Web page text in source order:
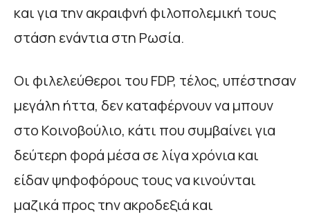
και για την ακραιφνή φιλοπολεμική τους
στάση ενάντια στη Ρωσία.
Οι φιλελεύθεροι του FDP, τέλος, υπέστησαν
μεγάλη ήττα, δεν καταφέρνουν να μπουν
στο Κοινοβούλιο, κάτι που συμβαίνει για
δεύτερη φορά μέσα σε λίγα χρόνια και
είδαν ψηφοφόρους τους να κινούνται
μαζικά προς την ακροδεξιά και